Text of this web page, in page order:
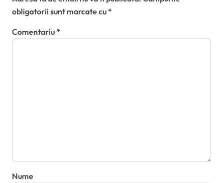
obligatorii sunt marcate cu*
Comentariu*
Nume